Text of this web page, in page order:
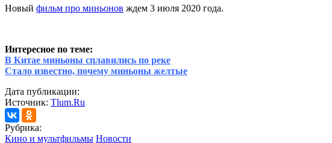
Новый фильм про миньонов ждем 3 июля 2020 года.
Интересное по теме:
В Китае миньоны сплавились по реке
Стало известно, почему миньоны желтые
Дата публикации:
Источник: Tlum.Ru
Рубрика:
Кино и мультфильмы Новости